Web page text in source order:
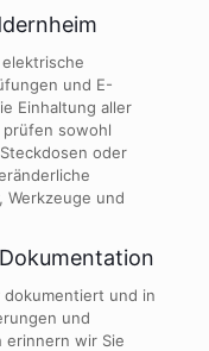
und E-
Einhaltung aller
sowohl
oder
Werkzeuge und
und in
und
erinnern wir Sie